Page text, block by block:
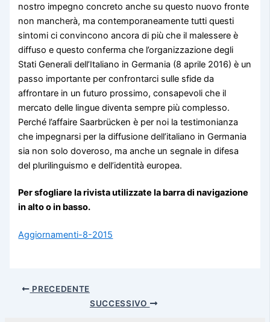
nostro impegno concreto anche su questo nuovo fronte
non mancherà, ma contemporaneamente tutti questi
sintomi ci convincono ancora di più che il malessere è
diffuso e questo conferma che l’organizzazione degli
Stati Generali dell’Italiano in Germania (8 aprile 2016) è un
passo importante per confrontarci sulle sfide da
affrontare in un futuro prossimo, consapevoli che il
mercato delle lingue diventa sempre più complesso.
Perché l’affaire Saarbrücken è per noi la testimonianza
che impegnarsi per la diffusione dell’italiano in Germania
sia non solo doveroso, ma anche un segnale in difesa
del plurilinguismo e dell’identità europea.
Per sfogliare la rivista utilizzate la barra di navigazione
in alto o in basso.
Aggiornamenti-8-2015
PRECEDENTE
SUCCESSIVO